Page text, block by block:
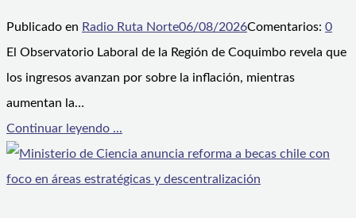
Publicado en Radio Ruta Norte06/08/2026Comentarios: 0
El Observatorio Laboral de la Región de Coquimbo revela que
los ingresos avanzan por sobre la inflación, mientras
aumentan la…
Continuar leyendo ...